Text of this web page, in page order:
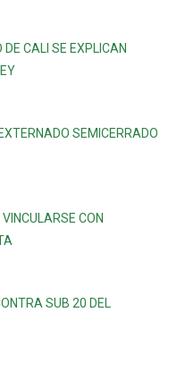
CALI SE EXPLICAN
SEMICERRADO
CON
SUB 20 DEL